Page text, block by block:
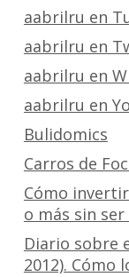
aabrilru en
aabrilru en
aabrilru en
aabrilru en
Bulidomics
Carros de
Cómo
o más sin
Diario sobre
2012). Cómo